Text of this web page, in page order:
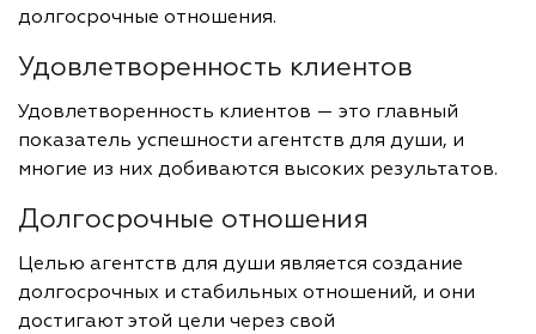
долгосрочные отношения.
Удовлетворенность клиентов
Удовлетворенность клиентов — это главный
показатель успешности агентств для души, и
многие из них добиваются высоких результатов.
Долгосрочные отношения
Целью агентств для души является создание
долгосрочных и стабильных отношений, и они
достигают этой цели через свой